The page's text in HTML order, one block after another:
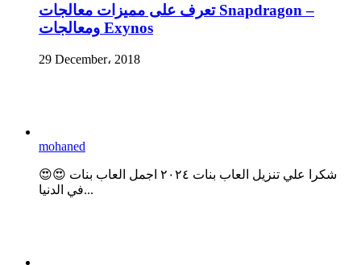
تعرف على مميزات معالجات Snapdragon –
ومعالجات Exynos
29 December، 2018
mohaned
😍😍 شكرا علي تنزيل العاب بنات ٢٠٢٤ اجمل العاب بنات
في الدنيا...